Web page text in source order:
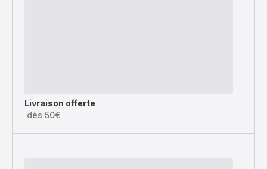
Livraison offerte
dès 50€